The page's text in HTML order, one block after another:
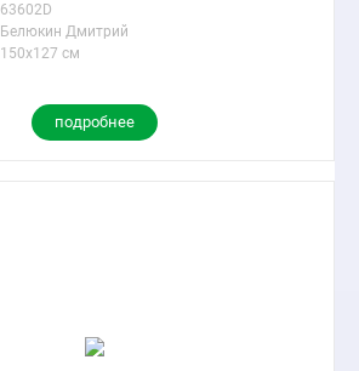
63602D
Белюкин Дмитрий
150x127 см
подробнее